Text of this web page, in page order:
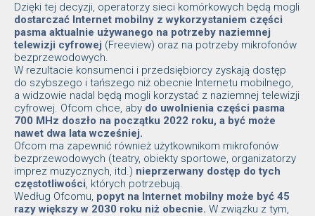
Dzięki tej decyzji, operatorzy sieci komórkowych będą mogli
dostarczać Internet mobilny z wykorzystaniem części
pasma aktualnie używanego na potrzeby naziemnej
telewizji cyfrowej (Freeview) oraz na potrzeby mikrofonów
bezprzewodowych.
W rezultacie konsumenci i przedsiębiorcy zyskają dostęp
do szybszego i tańszego niż obecnie Internetu mobilnego,
a widzowie nadal będą mogli korzystać z naziemnej telewizji
cyfrowej. Ofcom chce, aby do uwolnienia części pasma
700 MHz doszło na początku 2022 roku, a być może
nawet dwa lata wcześniej.
Ofcom ma zapewnić również użytkownikom mikrofonów
bezprzewodowych (teatry, obiekty sportowe, organizatorzy
imprez muzycznych, itd.) nieprzerwany dostęp do tych
częstotliwości, których potrzebują.
Według Ofcomu, popyt na Internet mobilny może być 45
razy większy w 2030 roku niż obecnie. W związku z tym,